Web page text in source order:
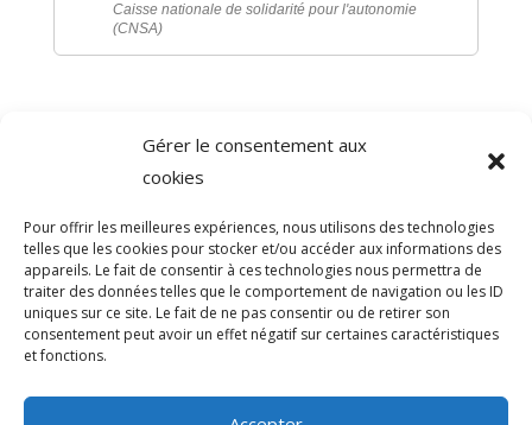
Gérer le consentement aux
cookies
Pour offrir les meilleures expériences, nous utilisons des technologies
telles que les cookies pour stocker et/ou accéder aux informations des
appareils. Le fait de consentir à ces technologies nous permettra de
traiter des données telles que le comportement de navigation ou les ID
uniques sur ce site. Le fait de ne pas consentir ou de retirer son
consentement peut avoir un effet négatif sur certaines caractéristiques
et fonctions.
Caisse nationale de solidarité pour l'autonomie
(CNSA)
Direction de l'information légale et administrative
comarquage developpé par